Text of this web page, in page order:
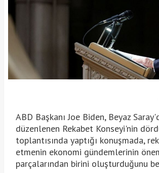
ABD Başkanı Joe Biden, Beyaz
düzenlenen Rekabet Konseyi'nin
toplantısında yaptığı konuşmada,
etmenin ekonomi gündemlerinin
parçalarından birini oluşturduğunu